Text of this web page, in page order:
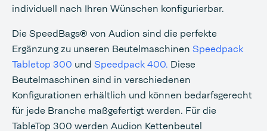
individuell nach Ihren Wünschen konfigurierbar.
Die SpeedBags® von Audion sind die perfekte
Ergänzung zu unseren Beutelmaschinen Speedpack
Tabletop 300 und Speedpack 400. Diese
Beutelmaschinen sind in verschiedenen
Konfigurationen erhältlich und können bedarfsgerecht
für jede Branche maßgefertigt werden. Für die
TableTop 300 werden Audion Kettenbeutel